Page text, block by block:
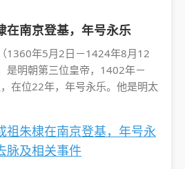
在南京登基，年号永乐
1360年5月2日－1424年8月12
是明朝第三位皇帝，1402年－
在位22年，年号永乐。他是明太
祖朱棣在南京登基，年号永
脉及相关事件